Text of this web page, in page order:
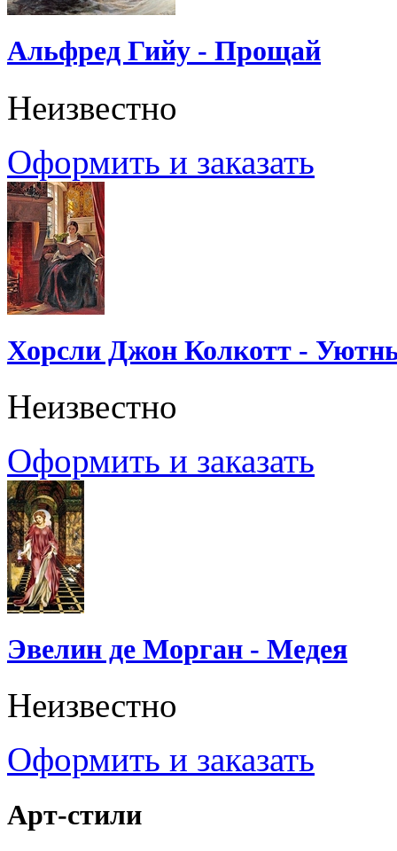
Альфред Гийу - Прощай
Неизвестно
Оформить и заказать
Хорсли Джон Колкотт -
Неизвестно
Оформить и заказать
Эвелин де Морган - Медея
Неизвестно
Оформить и заказать
Арт-стили